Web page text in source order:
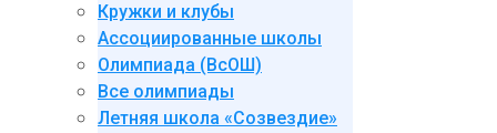
Кружки и клубы
Ассоциированные школы
Олимпиада (ВсОШ)
Все олимпиады
Летняя школа «Созвездие»